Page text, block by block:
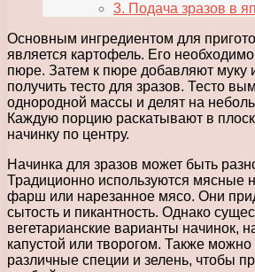
3. Подача зразов в
Основным ингредиентом для
является картофель. Его
пюре. Затем к пюре добавляют муку
получить тесто для зразов. Тесто
однородной массы и делят на
Каждую порцию раскатывают в
начинку по центру.
Начинка для зразов может быть
Традиционно используются мясные
фарш или нарезанное мясо. Они
сытость и пикантность. Однако
вегетарианские варианты начинок,
капустой или творогом. Также можно
различные специи и зелень, чтобы